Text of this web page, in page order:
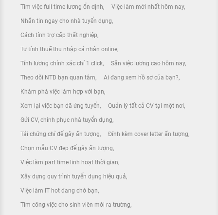
Tìm việc full time lương ổn định Việc làm mới nhất hôm nay
Nhắn tin ngay cho nhà tuyển dụng
Cách tính trợ cấp thất nghiệp
Tự tính thuế thu nhập cá nhân online
Tính lương chính xác chỉ 1 click Săn việc lương cao hôm nay
Theo dõi NTD bạn quan tâm Ai đang xem hồ sơ của bạn?
Khám phá việc làm hợp với bạn
Xem lại việc bạn đã ứng tuyển Quản lý tất cả CV tại một nơi
Gửi CV, chinh phục nhà tuyển dụng
Tải chứng chỉ để gây ấn tượng Đính kèm cover letter ấn tượng
Chọn mẫu CV đẹp để gây ấn tượng
Việc làm part time linh hoạt thời gian
Xây dựng quy trình tuyển dụng hiệu quả
Việc làm IT hot đang chờ bạn
Tìm công việc cho sinh viên mới ra trường